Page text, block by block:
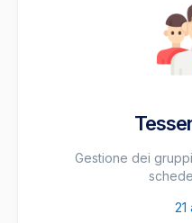
Gestione dei
21